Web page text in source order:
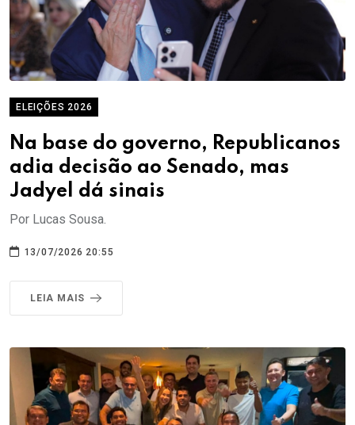
ELEIÇÕES 2026
Na base do governo, Republicanos
adia decisão ao Senado, mas
Jadyel dá sinais
Por Lucas Sousa.
13/07/2026 20:55
LEIA MAIS